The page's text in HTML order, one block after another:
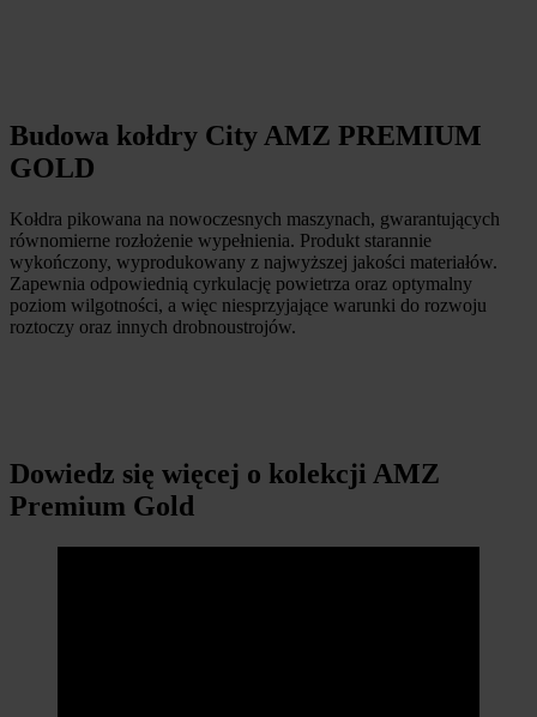
Budowa kołdry City AMZ PREMIUM
GOLD
Kołdra pikowana na nowoczesnych maszynach, gwarantujących
równomierne rozłożenie wypełnienia. Produkt starannie
wykończony, wyprodukowany z najwyższej jakości materiałów.
Zapewnia odpowiednią cyrkulację powietrza oraz optymalny
poziom wilgotności, a więc niesprzyjające warunki do rozwoju
roztoczy oraz innych drobnoustrojów.
Dowiedz się więcej o kolekcji AMZ
Premium Gold